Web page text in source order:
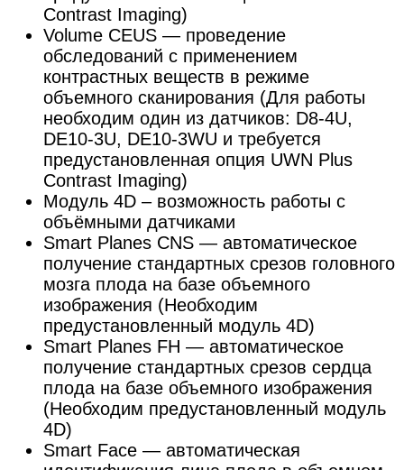
Contrast Imaging)
Volume CEUS — проведение
обследований с применением
контрастных веществ в режиме
объемного сканирования (Для работы
необходим один из датчиков: D8-4U,
DE10-3U, DE10-3WU и требуется
предустановленная опция UWN Plus
Contrast Imaging)
Модуль 4D – возможность работы с
объёмными датчиками
Smart Planes CNS — автоматическое
получение стандартных срезов головного
мозга плода на базе объемного
изображения (Необходим
предустановленный модуль 4D)
Smart Planes FH — автоматическое
получение стандартных срезов сердца
плода на базе объемного изображения
(Необходим предустановленный модуль
4D)
Smart Face — автоматическая